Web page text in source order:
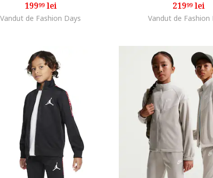
19999lei
Vandut de Fashion Days
21999lei
Vandut de Fashion